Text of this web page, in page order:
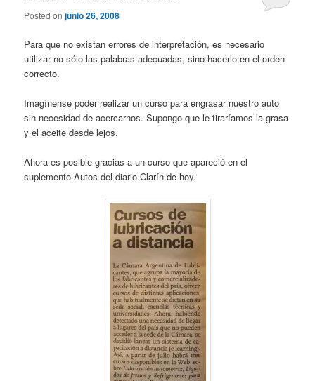
Posted onjunio 26, 2008
Para que no existan errores de interpretación, es necesario
utilizar no sólo las palabras adecuadas, sino hacerlo en el orden
correcto.
Imagínense poder realizar un curso para engrasar nuestro auto
sin necesidad de acercarnos. Supongo que le tiraríamos la grasa
y el aceite desde lejos.
Ahora es posible gracias a un curso que apareció en el
suplemento Autos del diario Clarín de hoy.